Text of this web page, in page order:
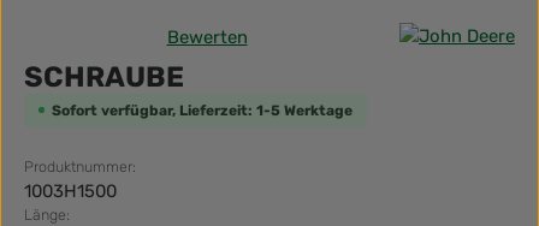
Durchschnittliche Bewertung von 0 von 5 Sternen
Bewerten
SCHRAUBE
Sofort verfügbar, Lieferzeit: 1-5 Werktage
Produktnummer:
1003H1500
Länge: